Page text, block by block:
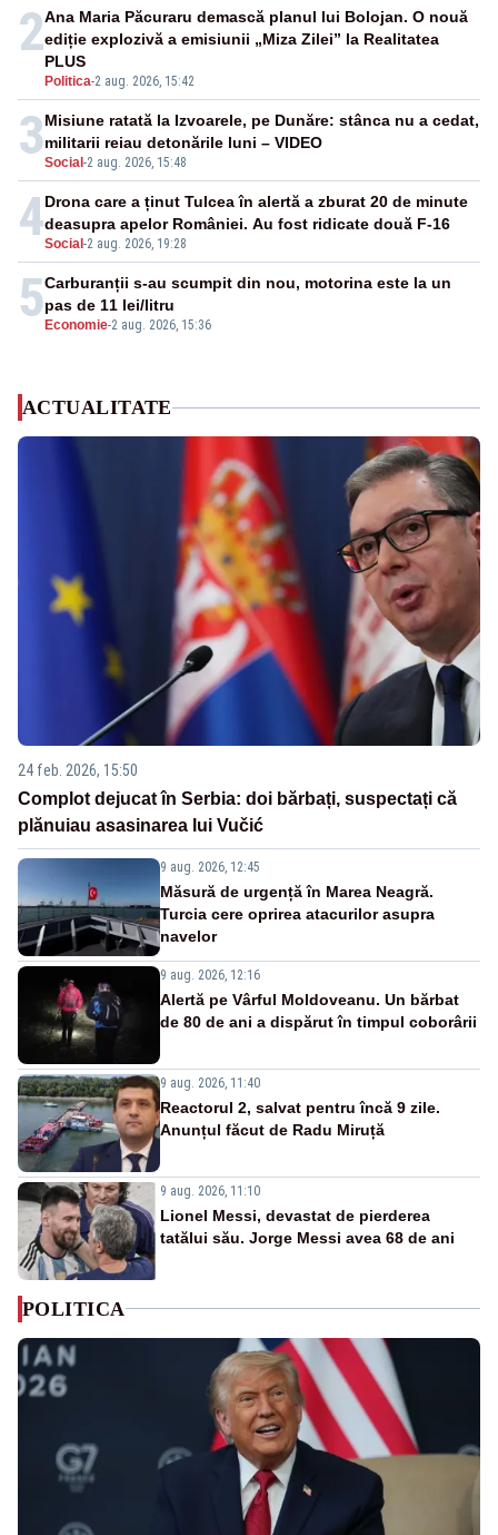
2
Politica-2 aug. 2026, 15:42
Ana Maria Păcuraru demască planul lui Bolojan. O nouă
ediție explozivă a emisiunii „Miza Zilei” la Realitatea
PLUS
3Social -2 aug. 2026, 15:48
Misiune ratată la Izvoarele, pe Dunăre: stânca nu a cedat,
militarii reiau detonările luni – VIDEO
4Social -2 aug. 2026, 19:28
Drona care a ținut Tulcea în alertă a zburat 20 de minute
deasupra apelor României. Au fost ridicate două F-16
5 Economie-2 aug. 2026, 15:36
Carburanții s-au scumpit din nou, motorina este la un
pas de 11 lei/litru
ACTUALITATE
24 feb. 2026, 15:50
Complot dejucat în Serbia: doi bărbați, suspectați că
plănuiau asasinarea lui Vučić
9 aug. 2026, 12:45
Măsură de urgență în Marea Neagră.
Turcia cere oprirea atacurilor asupra
navelor
9 aug. 2026, 12:16
Alertă pe Vârful Moldoveanu. Un bărbat
de 80 de ani a dispărut în timpul coborârii
9 aug. 2026, 11:40
Reactorul 2, salvat pentru încă 9 zile.
Anunțul făcut de Radu Miruță
9 aug. 2026, 11:10
Lionel Messi, devastat de pierderea
tatălui său. Jorge Messi avea 68 de ani
POLITICA